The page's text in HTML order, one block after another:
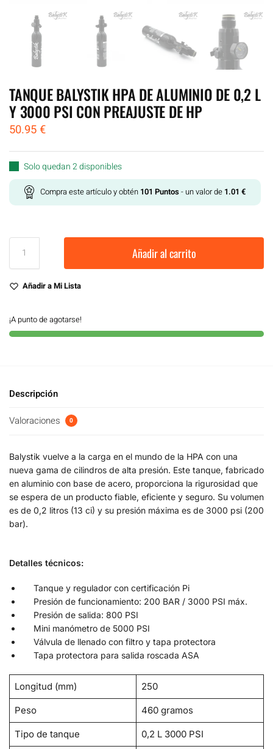
TANQUE BALYSTIK HPA DE ALUMINIO DE 0,2 L
Y 3000 PSI CON PREAJUSTE DE HP
50.95€
Solo quedan 2 disponibles
Compra este artículo y obtén 101 Puntos - un valor de 1.01 €
Añadir al carrito
Añadir a Mi Lista
¡A punto de agotarse!
Descripción
Valoraciones 0
Balystik vuelve a la carga en el mundo de la HPA con una
nueva gama de cilindros de alta presión. Este tanque, fabricado
en aluminio con base de acero, proporciona la rigurosidad que
se espera de un producto fiable, eficiente y seguro. Su volumen
es de 0,2 litros (13 ci) y su presión máxima es de 3000 psi (200
bar).
Detalles técnicos:
Tanque y regulador con certificación Pi
Presión de funcionamiento: 200 BAR / 3000 PSI máx.
Presión de salida: 800 PSI
Mini manómetro de 5000 PSI
Válvula de llenado con filtro y tapa protectora
Tapa protectora para salida roscada ASA
Longitud (mm) 250
Peso 460 gramos
Tipo de tanque 0,2 L 3000 PSI